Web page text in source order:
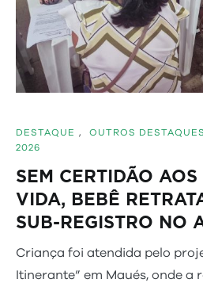
DESTAQUE , OUTROS DESTAQUES
2026
SEM CERTIDÃO
VIDA, BEBÊ
SUB-REGISTRO NO
Criança foi atendida pelo
Itinerante” em Maués, onde a